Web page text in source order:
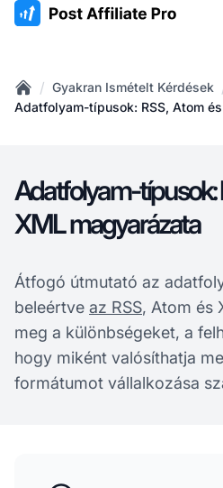
:site.title
Home
/ Gyakran Ismételt Kérdések
Adatfolyam-típusok: RSS, Atom
Adatfolyam-típusok:
XML magyarázata
Átfogó útmutató az
beleértve az RSS, Atom és
meg a különbségeket, a
hogy miként valósíthatja
formátumot vállalkozása